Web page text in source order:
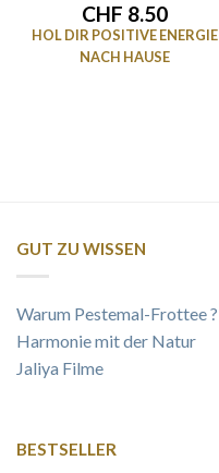
CHF 8.50
HOL DIR POSITIVE ENERGIE
NACH HAUSE
GUT ZU WISSEN
Warum Pestemal-Frottee ?
Harmonie mit der Natur
Jaliya Filme
BESTSELLER